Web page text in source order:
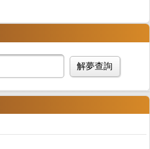
解夢查詢